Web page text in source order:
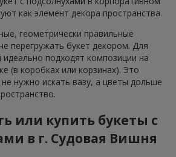
как элемент декора пространства.
геометрически правильные
перегружать букет декором. Для
подходят композиции на
(в коробках или корзинах). Это
нужно искать вазу, а цветы дольше
или купить букеты с
в г. Судовая Вишня